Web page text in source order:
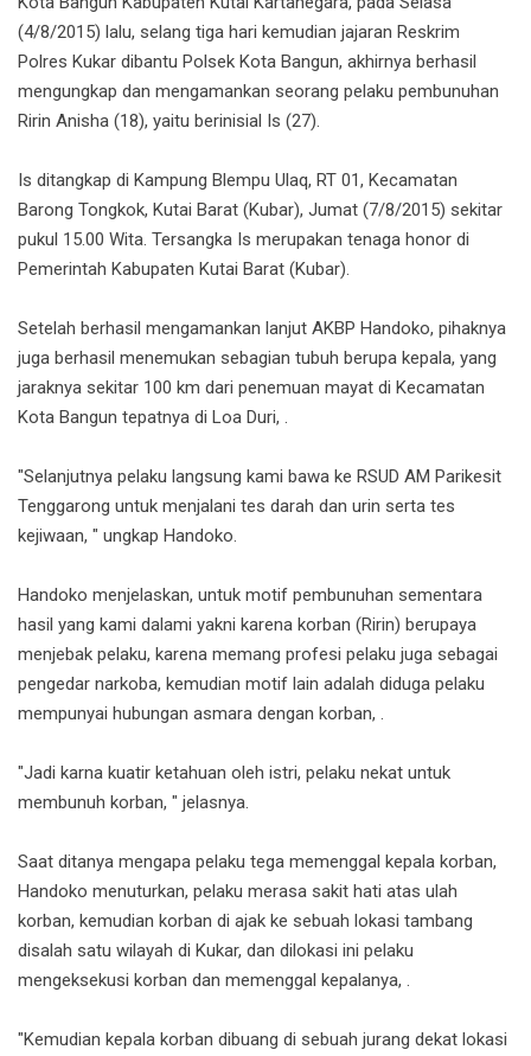
(4/8/2015) lalu, selang tiga hari kemudian jajaran Reskrim
Polres Kukar dibantu Polsek Kota Bangun, akhirnya berhasil
mengungkap dan mengamankan seorang pelaku pembunuhan
Ririn Anisha (18), yaitu berinisial Is (27).
Is ditangkap di Kampung Blempu Ulaq, RT 01, Kecamatan
Barong Tongkok, Kutai Barat (Kubar), Jumat (7/8/2015) sekitar
pukul 15.00 Wita. Tersangka Is merupakan tenaga honor di
Pemerintah Kabupaten Kutai Barat (Kubar).
Setelah berhasil mengamankan lanjut AKBP Handoko, pihaknya
juga berhasil menemukan sebagian tubuh berupa kepala, yang
jaraknya sekitar 100 km dari penemuan mayat di Kecamatan
Kota Bangun tepatnya di Loa Duri, .
"Selanjutnya pelaku langsung kami bawa ke RSUD AM Parikesit
Tenggarong untuk menjalani tes darah dan urin serta tes
kejiwaan, " ungkap Handoko.
Handoko menjelaskan, untuk motif pembunuhan sementara
hasil yang kami dalami yakni karena korban (Ririn) berupaya
menjebak pelaku, karena memang profesi pelaku juga sebagai
pengedar narkoba, kemudian motif lain adalah diduga pelaku
mempunyai hubungan asmara dengan korban, .
"Jadi karna kuatir ketahuan oleh istri, pelaku nekat untuk
membunuh korban, " jelasnya.
Saat ditanya mengapa pelaku tega memenggal kepala korban,
Handoko menuturkan, pelaku merasa sakit hati atas ulah
korban, kemudian korban di ajak ke sebuah lokasi tambang
disalah satu wilayah di Kukar, dan dilokasi ini pelaku
mengeksekusi korban dan memenggal kepalanya, .
"Kemudian kepala korban dibuang di sebuah jurang dekat lokasi